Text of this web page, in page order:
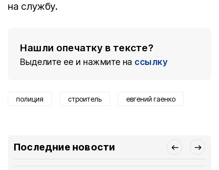
на службу.
Нашли опечатку в тексте?
Выделите ее и нажмите на ссылку
полиция строитель евгений гаенко
Последние новости